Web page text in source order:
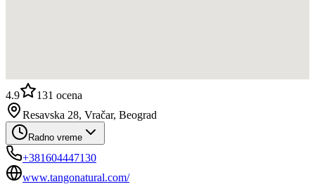
4.9 131 ocena
Resavska 28, Vračar, Beograd
Radno vreme
+381604447130
www.tangonatural.com/